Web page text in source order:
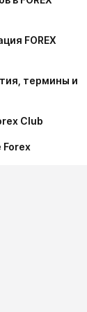
FOREX
термины и
Club